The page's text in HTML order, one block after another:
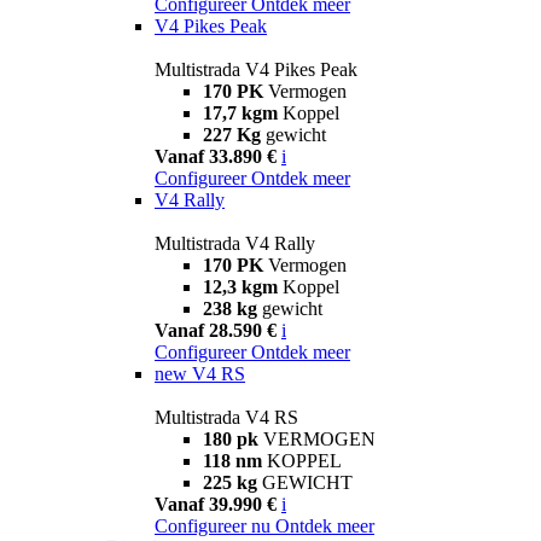
V4 Pikes Peak
Multistrada V4 Pikes Peak
170 PK Vermogen
17,7 kgm Koppel
227 Kg gewicht
Vanaf 33.890 € i
Configureer Ontdek meer
V4 Rally
Multistrada V4 Rally
170 PK Vermogen
12,3 kgm Koppel
238 kg gewicht
Vanaf 28.590 € i
Configureer Ontdek meer
new V4 RS
Multistrada V4 RS
180 pk VERMOGEN
118 nm KOPPEL
225 kg GEWICHT
Vanaf 39.990 € i
Configureer nu Ontdek meer